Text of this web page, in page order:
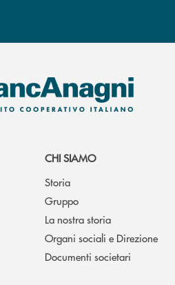
CHI SIAMO
Storia
Gruppo
La nostra storia
Organi sociali e Direzione
Documenti societari